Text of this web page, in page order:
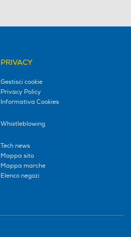
PRIVACY
Gestisci cookie
Privacy Policy
Informativa Cookies
Whistleblowing
Tech news
Mappa sito
Mappa marche
Elenco negozi